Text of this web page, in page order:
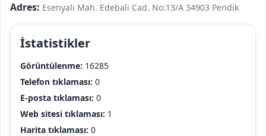
Adres: Esenyalı Mah. Edebali Cad. No:13/A 34903 Pendik
İstatistikler
Görüntülenme: 16285
Telefon tıklaması: 0
E-posta tıklaması: 0
Web sitesi tıklaması: 1
Harita tıklaması: 0